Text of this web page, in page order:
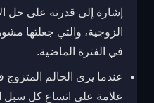
إشارة إلى قدرته على حل
الزوجية، والتي جعلتها
في الفترة الماضية.
عندما يرى الحالم
علامة على اتساع كل سبل